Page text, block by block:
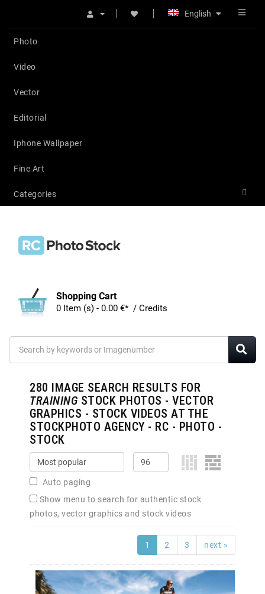
English
Photo
Video
Vector
Editorial
Iphone Wallpaper
Fine Art
Categories
Shopping Cart
0 Item (s) - 0.00 €* / Credits
280 IMAGE SEARCH RESULTS FOR
TRAINING STOCK PHOTOS - VECTOR
GRAPHICS - STOCK VIDEOS AT THE
STOCKPHOTO AGENCY - RC - PHOTO -
STOCK
Auto paging
Show menu to search for authentic stock
photos, vector graphics and stock videos
1 2 3 next »